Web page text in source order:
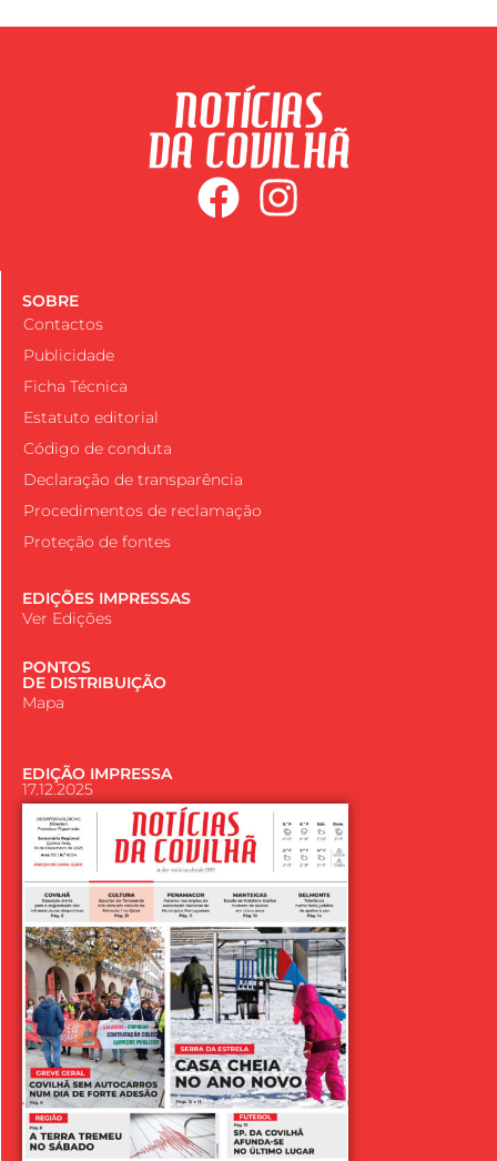
SOBRE
Contactos
Publicidade
Ficha Técnica
Estatuto editorial
Código de conduta
Declaração de transparência
Procedimentos de reclamação
Proteção de fontes
EDIÇÕES IMPRESSAS
Ver Edições
PONTOS
DE DISTRIBUIÇÃO
Mapa
EDIÇÃO IMPRESSA
17.12.2025